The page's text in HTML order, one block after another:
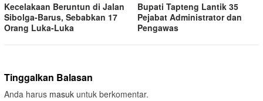
Kecelakaan Beruntun di Jalan
Sibolga-Barus, Sebabkan 17
Orang Luka-Luka
Bupati Tapteng Lantik 35
Pejabat Administrator dan
Pengawas
Tinggalkan Balasan
Anda harus masuk untuk berkomentar.